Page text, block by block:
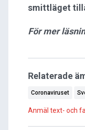
smittläget
För mer
Relaterade
Coronaviruset
Anmäl text- och